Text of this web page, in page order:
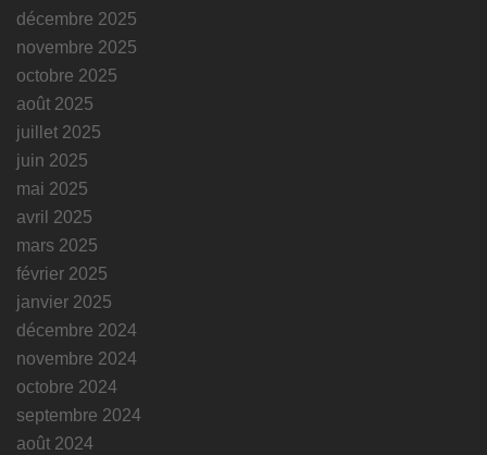
décembre 2025
novembre 2025
octobre 2025
août 2025
juillet 2025
juin 2025
mai 2025
avril 2025
mars 2025
février 2025
janvier 2025
décembre 2024
novembre 2024
octobre 2024
septembre 2024
août 2024